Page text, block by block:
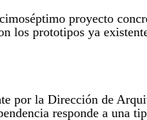
proyecto
los prototipos ya
por la Dirección de
responde a una